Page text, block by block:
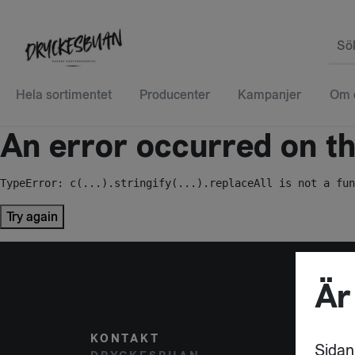
Hela sortimentet Producenter Kampanjer Om
An error occurred on
TypeError: c(...).stringify(...).replaceAll is not a
Try again
KONTAKT